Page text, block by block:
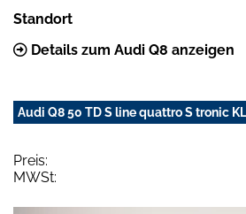
Standort
Details zum Audi Q8 anzeigen
Audi Q8 50 TD S line quattro S tronic
Preis:
MWSt: